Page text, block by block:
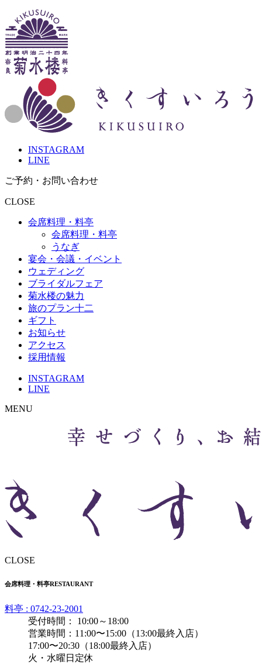
INSTAGRAM
LINE
ご予約・お問い合わせ
CLOSE
会席料理・料亭
会席料理・料亭
うなぎ
宴会・会議・イベント
ウェディング
ブライダルフェア
菊水楼の魅力
旅のプラン十二
ギフト
お知らせ
アクセス
採用情報
INSTAGRAM
LINE
MENU
CLOSE
会席料理・料亭RESTAURANT
料亭 : 0742-23-2001
受付時間： 10:00～18:00
営業時間：11:00〜15:00（13:00最終入店）
17:00〜20:30（18:00最終入店）
火・水曜日定休